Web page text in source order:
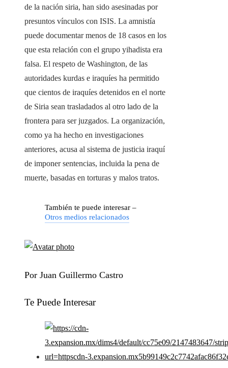
de la nación siria, han sido asesinadas por
presuntos vínculos con ISIS. La amnistía
puede documentar menos de 18 casos en los
que esta relación con el grupo yihadista era
falsa. El respeto de Washington, de las
autoridades kurdas e iraquíes ha permitido
que cientos de iraquíes detenidos en el norte
de Siria sean trasladados al otro lado de la
frontera para ser juzgados. La organización,
como ya ha hecho en investigaciones
anteriores, acusa al sistema de justicia iraquí
de imponer sentencias, incluida la pena de
muerte, basadas en torturas y malos tratos.
También te puede interesar –
Otros medios relacionados
Por Juan Guillermo Castro
Te Puede Interesar